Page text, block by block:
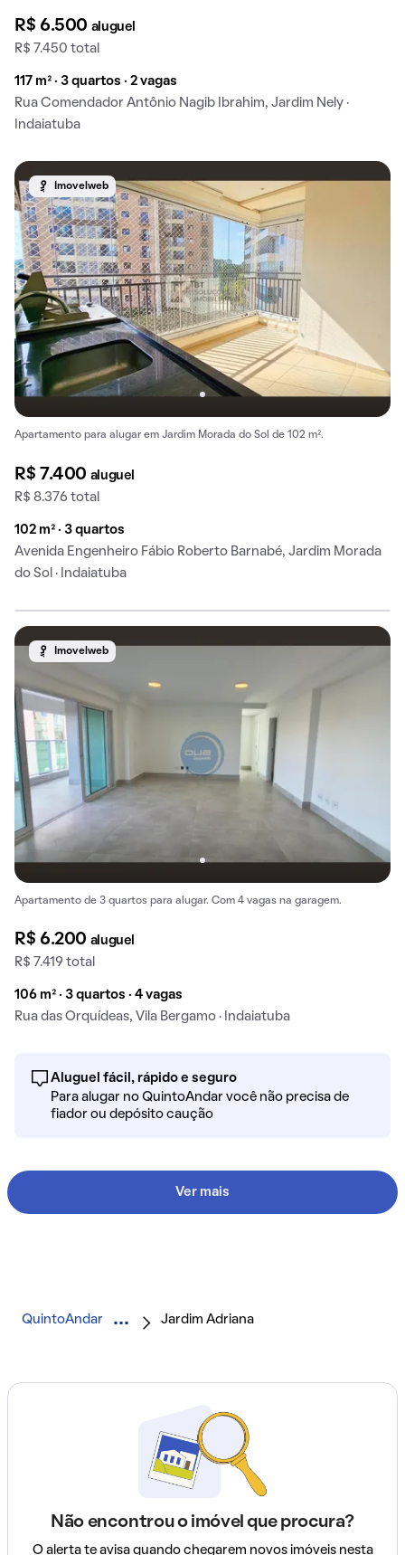
R$ 6.500 aluguel
R$ 7.450 total
117 m² · 3 quartos · 2 vagas
Rua Comendador Antônio Nagib Ibrahim, Jardim Nely ·
Indaiatuba
Imovelweb
Apartamento para alugar em Jardim Morada do Sol de 102 m².
R$ 7.400 aluguel
R$ 8.376 total
102 m² · 3 quartos
Avenida Engenheiro Fábio Roberto Barnabé, Jardim Morada
do Sol · Indaiatuba
Imovelweb
Apartamento de 3 quartos para alugar. Com 4 vagas na garagem.
R$ 6.200 aluguel
R$ 7.419 total
106 m² · 3 quartos · 4 vagas
Rua das Orquídeas, Vila Bergamo · Indaiatuba
Aluguel fácil, rápido e seguro
Para alugar no QuintoAndar você não precisa de
fiador ou depósito caução
Ver mais
QuintoAndar Jardim Adriana
Não encontrou o imóvel que procura?
O alerta te avisa quando chegarem novos imóveis nesta